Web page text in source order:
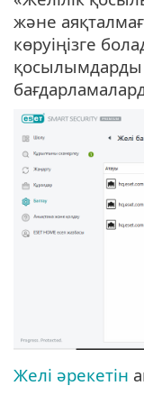
және
көруіңізге
Желі әрекетін